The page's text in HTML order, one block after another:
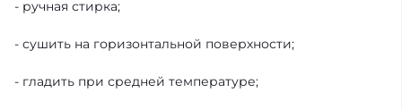
- ручная стирка;
- сушить на горизонтальной поверхности;
- гладить при средней температуре;